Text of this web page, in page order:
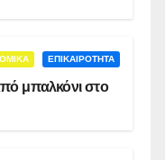
ΕΠΙΚΑΙΡΟΤΗΤΑ
μπαλκόνι στο